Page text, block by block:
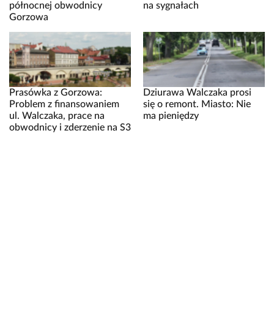
północnej obwodnicy
Gorzowa
na sygnałach
Prasówka z Gorzowa:
Problem z finansowaniem
ul. Walczaka, prace na
obwodnicy i zderzenie na S3
Dziurawa Walczaka prosi
się o remont. Miasto: Nie
ma pieniędzy